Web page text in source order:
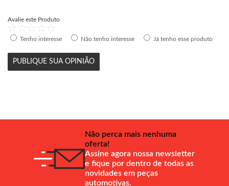
Avalie este Produto
Tenho interesse Não tenho interesse Já tenho esse produto
PUBLIQUE SUA OPINIÃO
Não perca mais nenhuma
oferta!
Assine agora nossa newsletter
e fique por dentro de todas as
novidades em peças
automotivas.